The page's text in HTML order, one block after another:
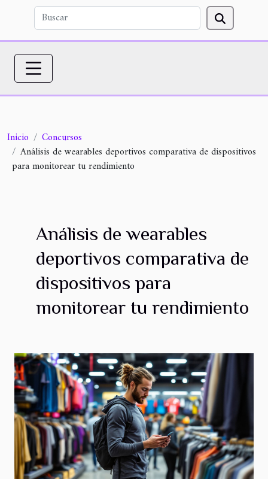
Inicio
Concursos
Análisis de wearables deportivos comparativa de dispositivos
para monitorear tu rendimiento
Análisis de wearables
deportivos comparativa de
dispositivos para
monitorear tu rendimiento